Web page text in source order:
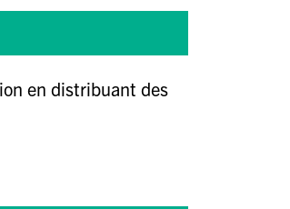
en distribuant des